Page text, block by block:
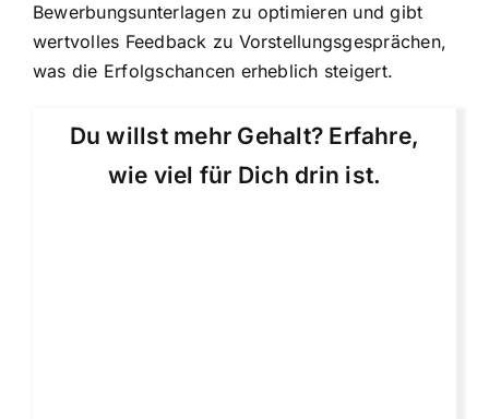
Bewerbungsunterlagen zu optimieren und gibt
wertvolles Feedback zu Vorstellungsgesprächen,
was die Erfolgschancen erheblich steigert.
Du willst mehr Gehalt? Erfahre,
wie viel für Dich drin ist.